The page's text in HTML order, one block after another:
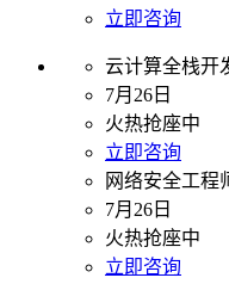
立即咨询
云计算全栈开
7月26日
火热抢座中
立即咨询
网络安全工程
7月26日
火热抢座中
立即咨询